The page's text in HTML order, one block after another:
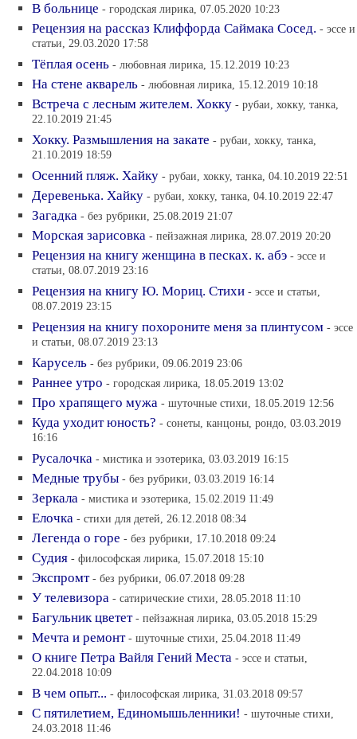
В больнице - городская лирика, 07.05.2020 10:23
Рецензия на рассказ Клиффорда Саймака Сосед. - эссе и
статьи, 29.03.2020 17:58
Тёплая осень - любовная лирика, 15.12.2019 10:23
На стене акварель - любовная лирика, 15.12.2019 10:18
Встреча с лесным жителем. Хокку - рубаи, хокку, танка,
22.10.2019 21:45
Хокку. Размышления на закате - рубаи, хокку, танка,
21.10.2019 18:59
Осенний пляж. Хайку - рубаи, хокку, танка, 04.10.2019 22:51
Деревенька. Хайку - рубаи, хокку, танка, 04.10.2019 22:47
Загадка - без рубрики, 25.08.2019 21:07
Морская зарисовка - пейзажная лирика, 28.07.2019 20:20
Рецензия на книгу женщина в песках. к. абэ - эссе и
статьи, 08.07.2019 23:16
Рецензия на книгу Ю. Мориц. Стихи - эссе и статьи,
08.07.2019 23:15
Рецензия на книгу похороните меня за плинтусом - эссе
и статьи, 08.07.2019 23:13
Карусель - без рубрики, 09.06.2019 23:06
Раннее утро - городская лирика, 18.05.2019 13:02
Про храпящего мужа - шуточные стихи, 18.05.2019 12:56
Куда уходит юность? - сонеты, канцоны, рондо, 03.03.2019
16:16
Русалочка - мистика и эзотерика, 03.03.2019 16:15
Медные трубы - без рубрики, 03.03.2019 16:14
Зеркала - мистика и эзотерика, 15.02.2019 11:49
Елочка - стихи для детей, 26.12.2018 08:34
Легенда о горе - без рубрики, 17.10.2018 09:24
Судия - философская лирика, 15.07.2018 15:10
Экспромт - без рубрики, 06.07.2018 09:28
У телевизора - сатирические стихи, 28.05.2018 11:10
Багульник цветет - пейзажная лирика, 03.05.2018 15:29
Мечта и ремонт - шуточные стихи, 25.04.2018 11:49
О книге Петра Вайля Гений Места - эссе и статьи,
22.04.2018 10:09
В чем опыт... - философская лирика, 31.03.2018 09:57
С пятилетием, Единомышьленники! - шуточные стихи,
24.03.2018 11:46